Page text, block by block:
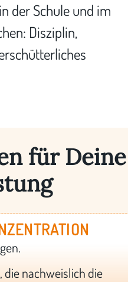
der Schule und im
Disziplin,
für Deine
die nachweislich die